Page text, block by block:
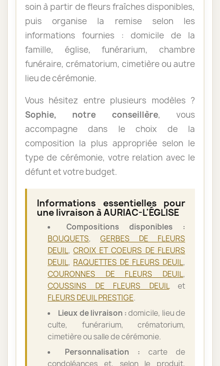
soin à partir de fleurs fraîches disponibles,
puis organise la remise selon les
informations fournies : domicile de la
famille, église, funérarium, chambre
funéraire, crématorium, cimetière ou autre
lieu de cérémonie.
Vous hésitez entre plusieurs modèles ?
Sophie, notre conseillère, vous
accompagne dans le choix de la
composition la plus appropriée selon le
type de cérémonie, votre relation avec le
défunt et votre budget.
Informations essentielles pour
une livraison à AURIAC-L'ÉGLISE
Compositions disponibles :
BOUQUETS, GERBES DE FLEURS
DEUIL,CROIX ET COEURS DE FLEURS
DEUIL, RAQUETTES DE FLEURS DEUIL,
COURONNES DE FLEURS DEUIL,
COUSSINS DE FLEURS DEUILet
FLEURS DEUIL PRESTIGE.
Lieux de livraison :domicile, lieu de
culte, funérarium, crématorium,
cimetière ou salle de cérémonie.
Personnalisation : carte de
condoléances et, selon le produit,